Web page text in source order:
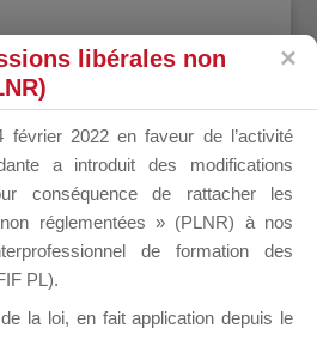
libérales non
février 2022 en faveur de l’activité
a introduit des modifications
conséquence de rattacher les
réglementées » (PLNR) à nos
de formation des
PL).
la loi, en fait application depuis le